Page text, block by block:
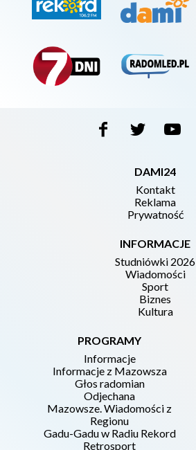
DAMI24
Kontakt
Reklama
Prywatność
INFORMACJE
Studniówki 2026
Wiadomości
Sport
Biznes
Kultura
PROGRAMY
Informacje
Informacje z Mazowsza
Głos radomian
Odjechana
Mazowsze. Wiadomości z
Regionu
Gadu-Gadu w Radiu Rekord
Retrosport